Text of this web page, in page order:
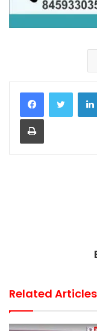
Print
Related Articles